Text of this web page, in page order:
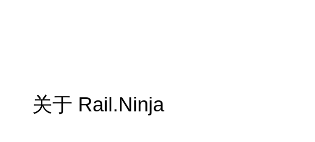
关于 Rail.Ninja